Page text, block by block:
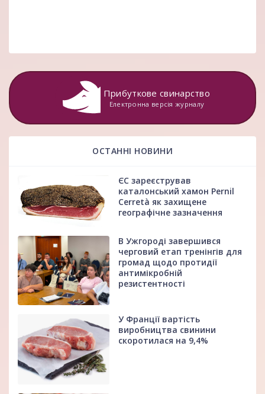
Прибуткове свинарство
Електронна версія журналу
ОСТАННІ НОВИНИ
ЄС зареєстрував
каталонський хамон Pernil
Cerretà як захищене
географічне зазначення
В Ужгороді завершився
черговий етап тренінгів для
громад щодо протидії
антимікробній
резистентності
У Франції вартість
виробництва свинини
скоротилася на 9,4%